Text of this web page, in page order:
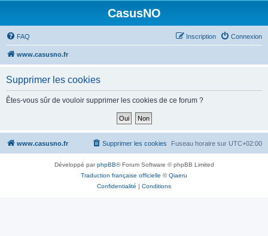
CasusNO
FAQ Connexion
Inscription
www.casusno.fr
Supprimer les cookies
Êtes-vous sûr de vouloir supprimer les cookies de ce forum ?
www.casusno.fr Fuseau horaire sur UTC+02:00
Supprimer les cookies
Développé parphpBB® Forum Software © phpBB Limited
Traduction française officielle ©Qiaeru
Confidentialité | Conditions